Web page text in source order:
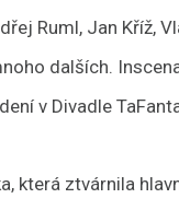
Ruml, Jan Kříž,
dalších.
v Divadle
která ztvárnila